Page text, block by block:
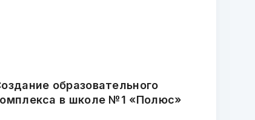
образовательного
в школе №1 «Полюс»